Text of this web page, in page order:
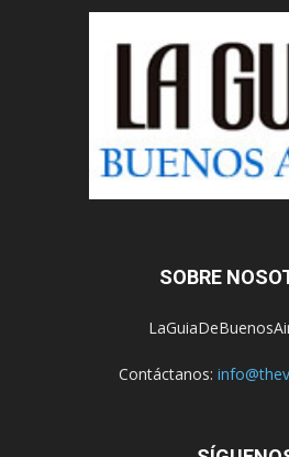
SOBRE
Contáctanos: